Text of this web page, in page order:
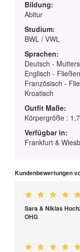
Bildung:
Abitur
Studium:
BWL / VWL
Sprachen:
Deutsch -
Englisch -
Französisch -
Kroatisch
Outfit Maße:
Körpergröße :
Verfügbar in:
Frankfurt &
Kundenbewertungen
Sara & Niklas
OHG